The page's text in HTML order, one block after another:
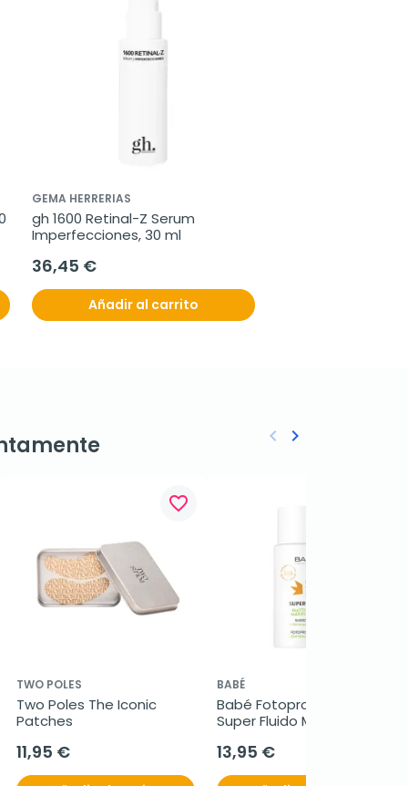
GEMA HERRERIAS
gh 1600 Retinal-Z Serum
Imperfecciones, 30 ml
36,45 €
Añadir al carrito
favorite_border
TWO POLES
Two Poles The Iconic
Patches
11,95 €
BABÉ
Babé Fotoprotector
Super Fluido Matificante
13,95 €
Anterior
keyboard_arrow_left Siguiente
keyboard_arrow_right